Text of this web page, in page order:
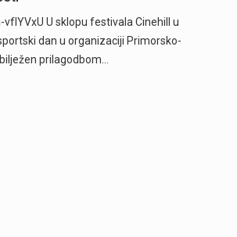
U sklopu festivala Cinehill u
dan u organizaciji Primorsko-
prilagodbom…